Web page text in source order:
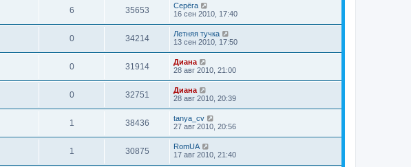
6 35653
Серёга
16 сен 2010, 17:40
0 34214
Летняя тучка
13 сен 2010, 17:50
0 31914
Диана
28 авг 2010, 21:00
0 32751
Диана
28 авг 2010, 20:39
1 38436
tanya_cv
27 авг 2010, 20:56
1 30875
RomUA
17 авг 2010, 21:40